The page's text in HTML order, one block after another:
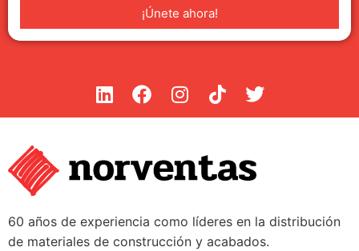
¡Únete ahora!
60 años de experiencia como líderes en la distribución
de materiales de construcción y acabados.